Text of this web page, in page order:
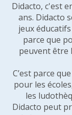
Didacto, c'est
ans. Didacto
jeux
parce que
peuvent être
C’est parce
pour les
les
Didacto peut